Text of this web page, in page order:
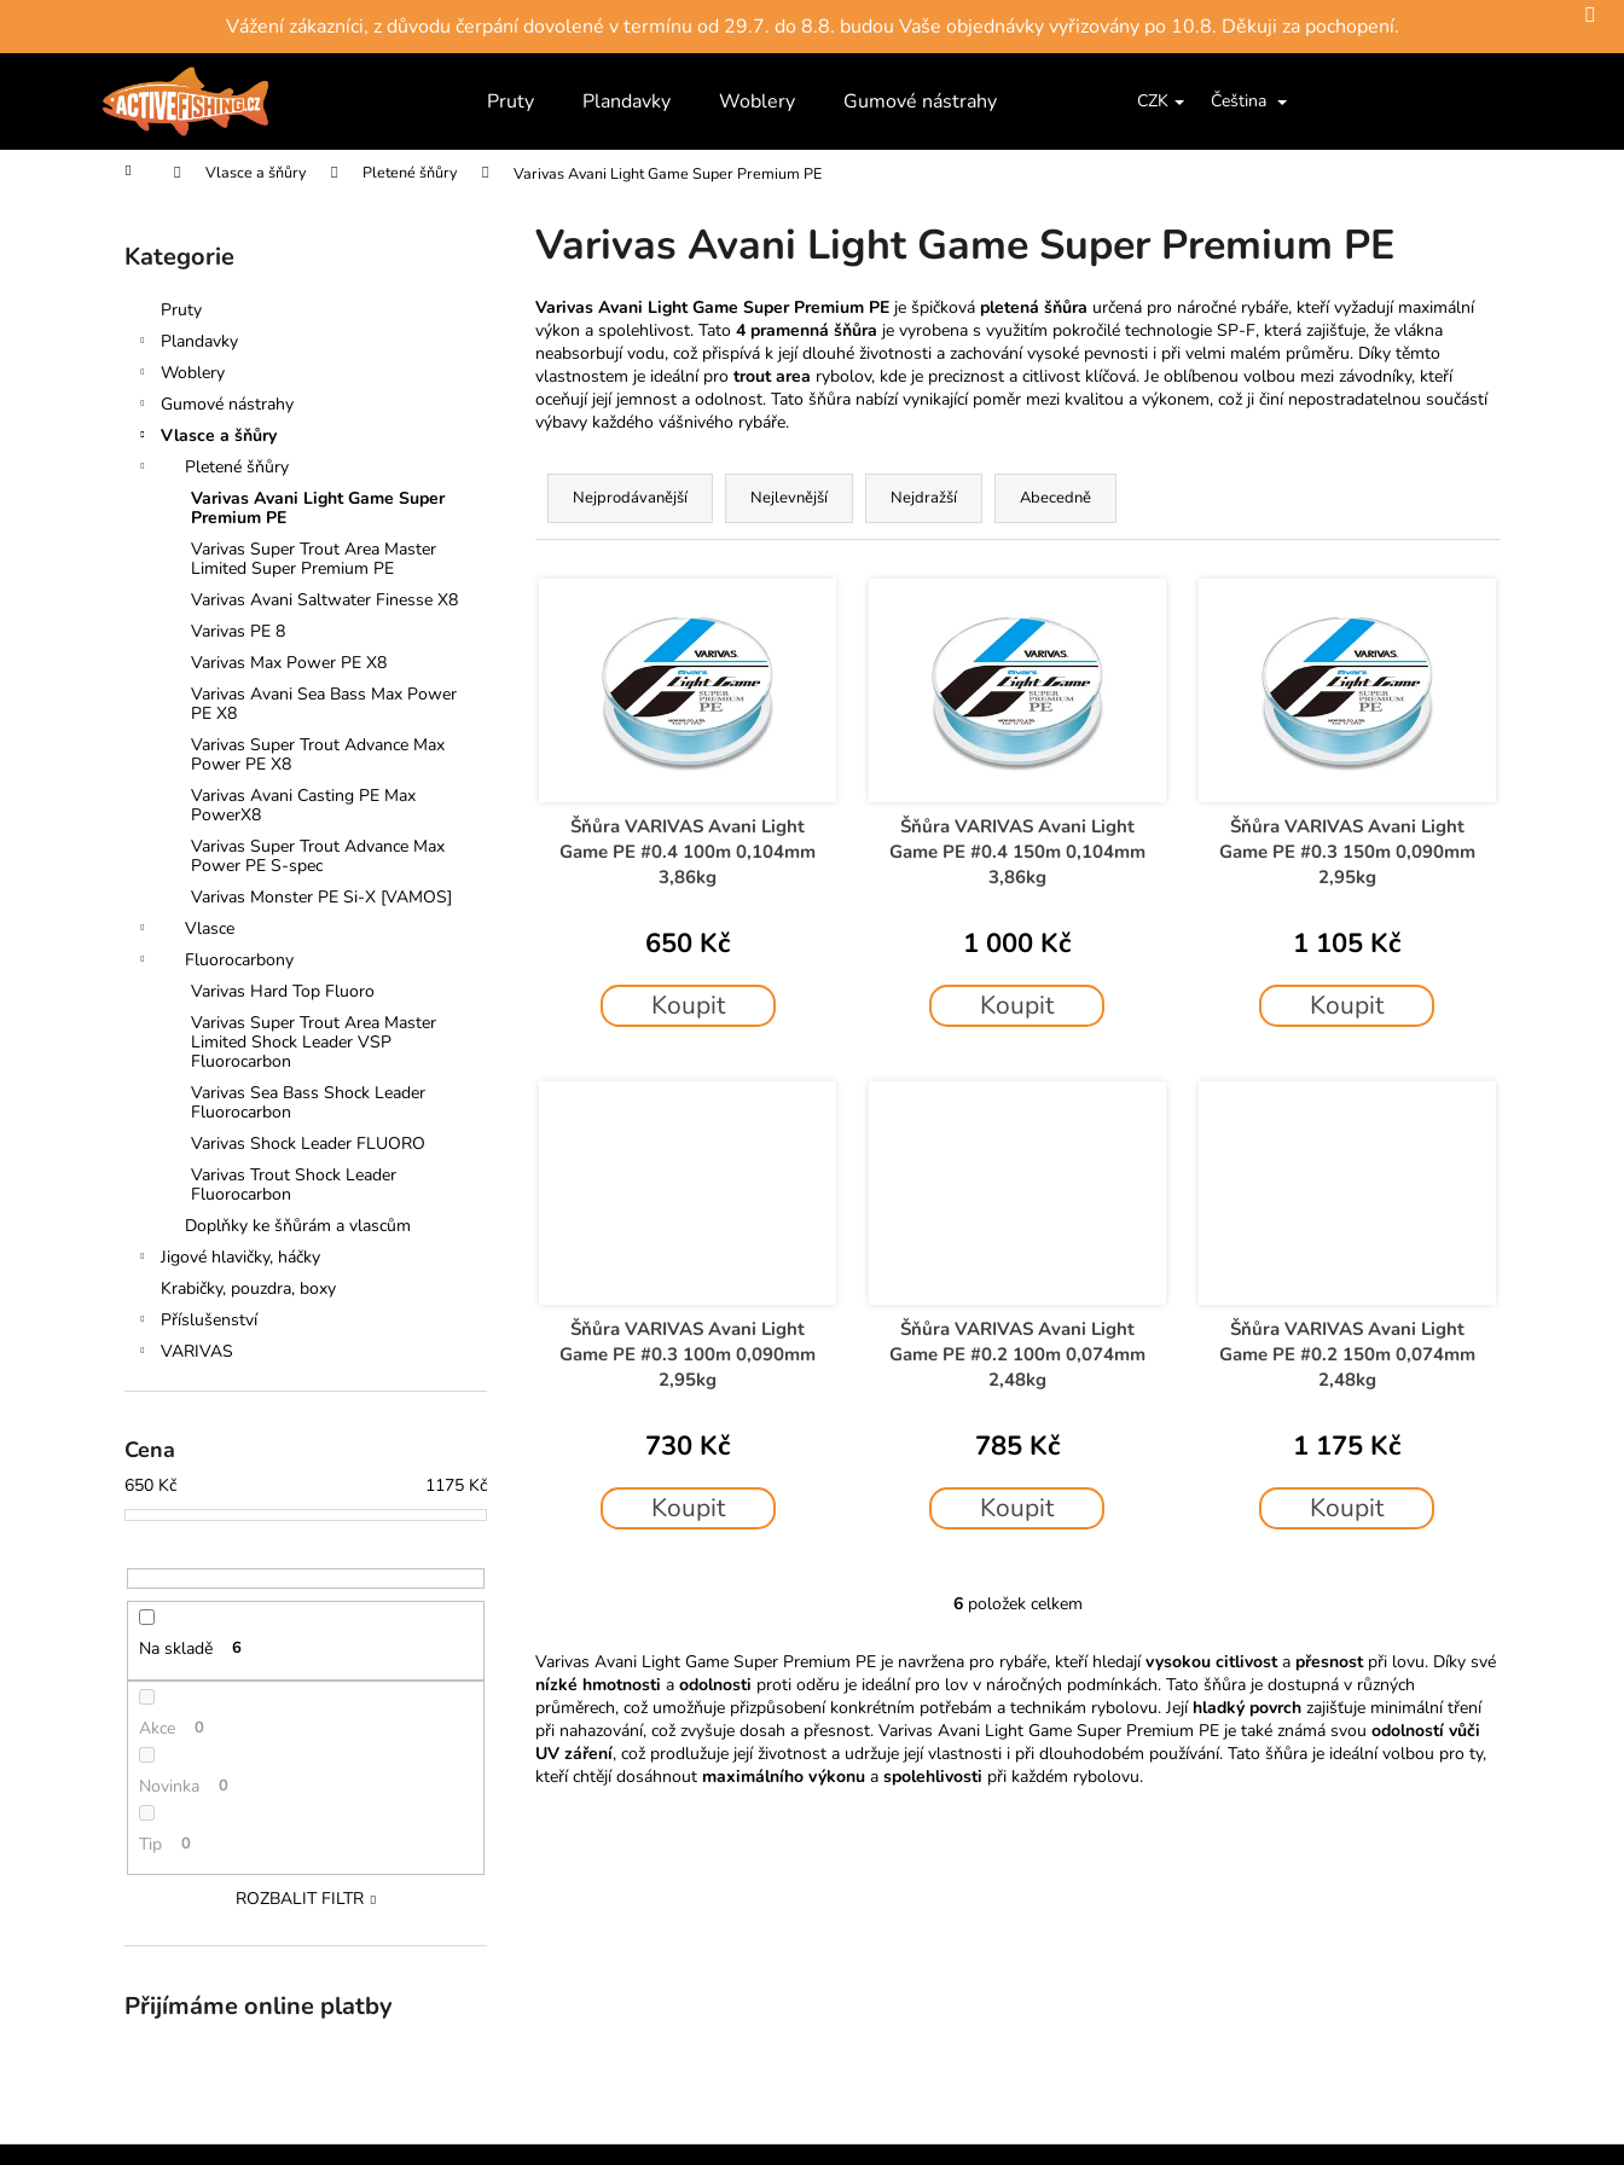
obsah
Vážení zákazníci, z důvodu čerpání dovolené v termínu od 29.7. do 8.8. budou Vaše objednávky vyřizovány po 10.8. Děkuji za pochopení.
Pruty Plandavky Woblery Gumové nástrahy Vlasce a šňůry Jigové hlavičky, háčky
CZK Čeština
Přihlášení
košík
Domů Vlasce a šňůry Pletené šňůry Varivas Avani Light Game Super Premium PE
Přeskočit
kategorie
Kategorie
Pruty
Plandavky
Woblery
Gumové nástrahy
Vlasce a šňůry
Pletené šňůry
Varivas Avani Light Game Super
Premium PE
Varivas Super Trout Area Master
Limited Super Premium PE
Varivas Avani Saltwater Finesse X8
Varivas PE 8
Varivas Max Power PE X8
Varivas Avani Sea Bass Max Power
PE X8
Varivas Super Trout Advance Max
Power PE X8
Varivas Avani Casting PE Max
PowerX8
Varivas Super Trout Advance Max
Power PE S-spec
Varivas Monster PE Si-X [VAMOS]
Vlasce
Fluorocarbony
Varivas Hard Top Fluoro
Varivas Super Trout Area Master
Limited Shock Leader VSP
Fluorocarbon
Varivas Sea Bass Shock Leader
Fluorocarbon
Varivas Shock Leader FLUORO
Varivas Trout Shock Leader
Fluorocarbon
Doplňky ke šňůrám a vlascům
Jigové hlavičky, háčky
Krabičky, pouzdra, boxy
Příslušenství
VARIVAS
Cena
650 Kč 1175 Kč
Na skladě 6
Akce 0
Novinka 0
Tip 0
ROZBALIT FILTR
Přijímáme online platby
Varivas Avani Light Game Super Premium PE
Varivas Avani Light Game Super Premium PE je špičková pletená šňůra určená pro náročné rybáře, kteří vyžadují maximální
výkon a spolehlivost. Tato 4 pramenná šňůra je vyrobena s využitím pokročilé technologie SP-F, která zajišťuje, že vlákna
neabsorbují vodu, což přispívá k její dlouhé životnosti a zachování vysoké pevnosti i při velmi malém průměru. Díky těmto
vlastnostem je ideální pro trout area rybolov, kde je preciznost a citlivost klíčová. Je oblíbenou volbou mezi závodníky, kteří
oceňují její jemnost a odolnost. Tato šňůra nabízí vynikající poměr mezi kvalitou a výkonem, což ji činí nepostradatelnou součástí
výbavy každého vášnivého rybáře.
Ř
z
Nejprodávanější Nejlevnější Nejdražší Abecedně
Šňůra VARIVAS Avani Light
Game PE #0.4 100m 0,104mm
3,86kg
650 Kč
Koupit
Šňůra VARIVAS Avani Light
Game PE #0.4 150m 0,104mm
3,86kg
1 000 Kč
Koupit
Šňůra VARIVAS Avani Light
Game PE #0.3 150m 0,090mm
2,95kg
1 105 Kč
Koupit
Šňůra VARIVAS Avani Light
Game PE #0.3 100m 0,090mm
2,95kg
730 Kč
Koupit
Šňůra VARIVAS Avani Light
Game PE #0.2 100m 0,074mm
2,48kg
785 Kč
Koupit
Šňůra VARIVAS Avani Light
Game PE #0.2 150m 0,074mm
2,48kg
1 175 Kč
Koupit
O
l
á
d
a
c
6položek celkem
Varivas Avani Light Game Super Premium PE je navržena pro rybáře, kteří hledajívysokou citlivosta přesnostpři lovu. Díky své
nízké hmotnosti a odolnosti proti oděru je ideální pro lov v náročných podmínkách. Tato šňůra je dostupná v různých
průměrech, což umožňuje přizpůsobení konkrétním potřebám a technikám rybolovu. Jejíhladký povrch zajišťuje minimální tření
při nahazování, což zvyšuje dosah a přesnost. Varivas Avani Light Game Super Premium PE je také známá svou odolností vůči
UV záření, což prodlužuje její životnost a udržuje její vlastnosti i při dlouhodobém používání. Tato šňůra je ideální volbou pro ty,
kteří chtějí dosáhnout maximálního výkonu a spolehlivosti při každém rybolovu.
o
k
Zpět
Zpět
HLEDAT
Doporučujeme